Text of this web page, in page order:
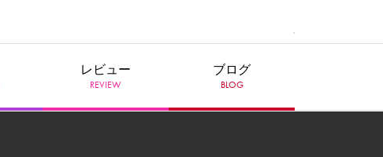
レビュー
REVIEW
ブログ
BLOG